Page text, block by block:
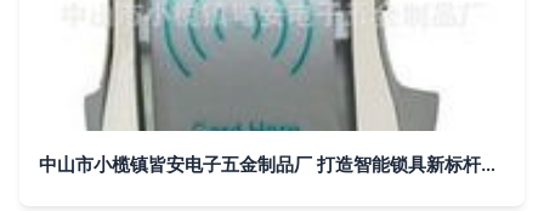
中山市小榄镇皆安电子五金制品厂 打造智能锁具新标杆，引领更衣柜锁新潮流